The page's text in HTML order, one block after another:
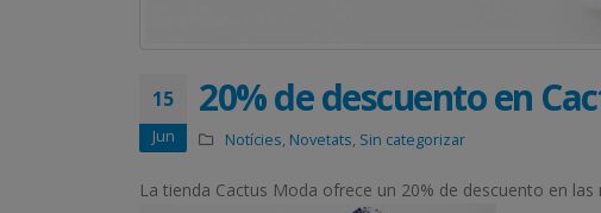
15
Jun
20% de descuento en
Notícies, Novetats, Sin categorizar
La tienda Cactus Moda ofrece un 20% de descuento en